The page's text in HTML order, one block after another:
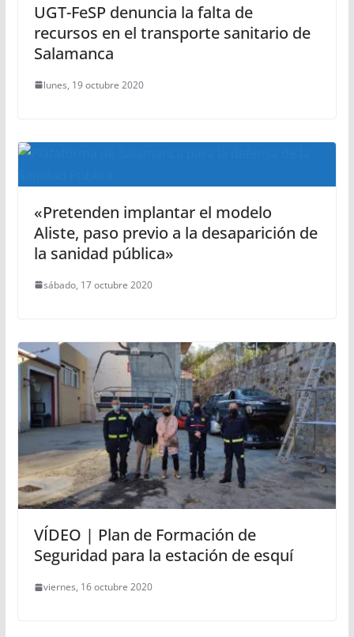
UGT-FeSP denuncia la falta de
recursos en el transporte sanitario de
Salamanca
lunes, 19 octubre 2020
«Pretenden implantar el modelo
Aliste, paso previo a la desaparición de
la sanidad pública»
sábado, 17 octubre 2020
VÍDEO | Plan de Formación de
Seguridad para la estación de esquí
viernes, 16 octubre 2020